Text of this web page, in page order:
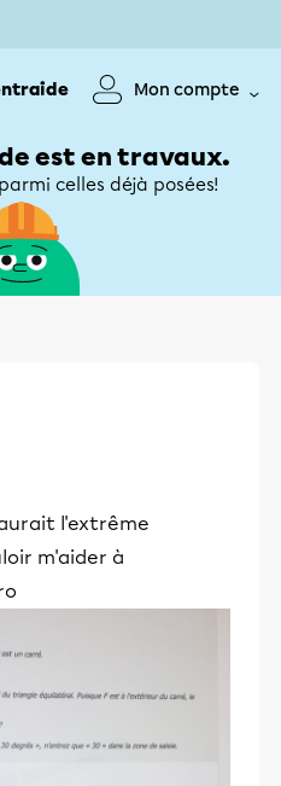
Mon compte
est en travaux.
celles déjà posées!
l'extrême
m'aider à